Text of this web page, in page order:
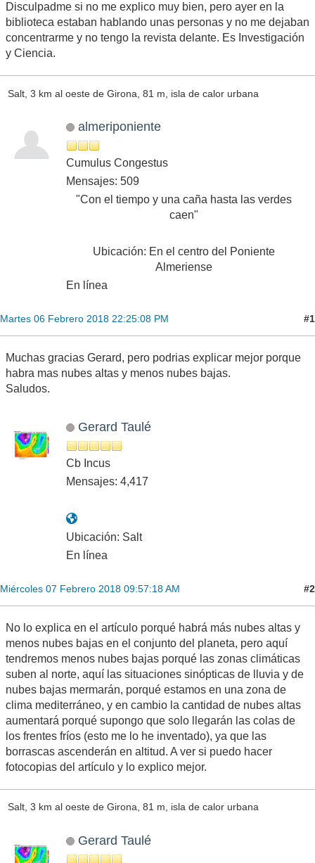
Disculpadme si no me explico muy bien, pero ayer en la
biblioteca estaban hablando unas personas y no me dejaban
concentrarme y no tengo la revista delante. Es Investigación
y Ciencia.
Salt, 3 km al oeste de Girona, 81 m, isla de calor urbana
almeriponiente
Cumulus Congestus
Mensajes: 509
"Con el tiempo y una caña hasta las verdes
caen"
Ubicación: En el centro del Poniente
Almeriense
En línea
Martes 06 Febrero 2018 22:25:08 PM #1
Muchas gracias Gerard, pero podrias explicar mejor porque
habra mas nubes altas y menos nubes bajas.
Saludos.
Gerard Taulé
Cb Incus
Mensajes: 4,417
Ubicación: Salt
En línea
Miércoles 07 Febrero 2018 09:57:18 AM #2
No lo explica en el artículo porqué habrá más nubes altas y
menos nubes bajas en el conjunto del planeta, pero aquí
tendremos menos nubes bajas porqué las zonas climáticas
suben al norte, aquí las situaciones sinópticas de lluvia y de
nubes bajas mermarán, porqué estamos en una zona de
clima mediterráneo, y en cambio la cantidad de nubes altas
aumentará porqué supongo que solo llegarán las colas de
los frentes fríos (esto me lo he inventado), ya que las
borrascas ascenderán en altitud. A ver si puedo hacer
fotocopias del artículo y lo explico mejor.
Salt, 3 km al oeste de Girona, 81 m, isla de calor urbana
Gerard Taulé